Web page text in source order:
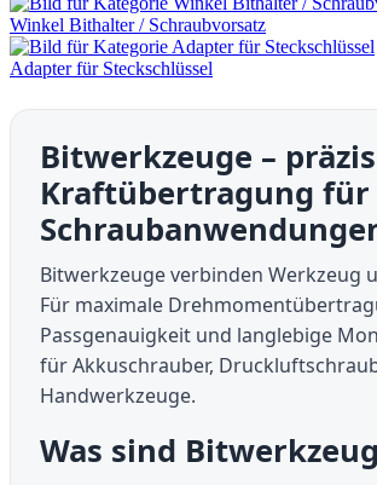
Winkel Bithalter / Schraubvorsatz
Adapter für Steckschlüssel
Bitwerkzeuge –
Kraftübertragung für
Bitwerkzeuge verbinden Werkzeug
Für maximale
Passgenauigkeit und langlebige
für Akkuschrauber,
Handwerkzeuge.
Was sind